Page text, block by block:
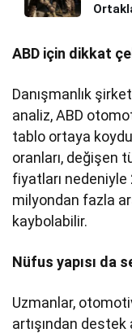
ABD için dikkat
Danışmanlık
analiz, ABD
tablo ortaya
oranları, değişen
fiyatları nedeniyle
milyondan fazla
kaybolabilir.
Nüfus yapısı da
Uzmanlar,
artışından destek